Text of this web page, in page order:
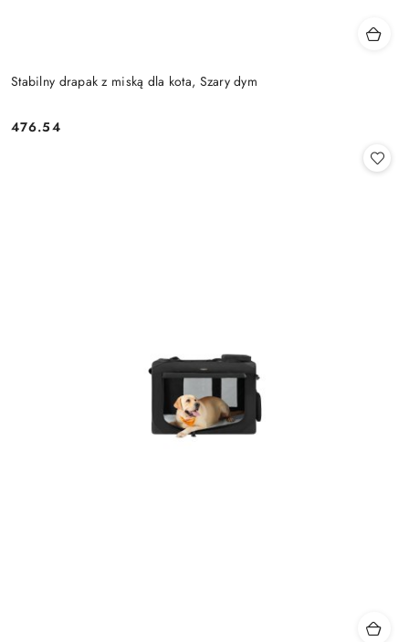
Stabilny drapak z miską dla kota, Szary dym
Cena:
476.54